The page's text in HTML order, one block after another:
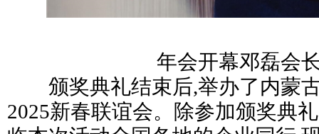
年会开幕邓磊会
颁奖典礼结束后,举办了内蒙古
2025新春联谊会。除参加颁奖典